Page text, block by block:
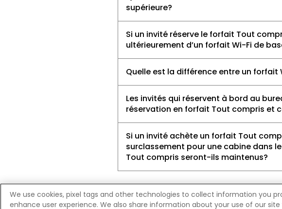
supérieure?
Si un invité réserve le forfait Tout
ultérieurement d’un forfait Wi-Fi de
Quelle est la différence entre un
Les invités qui réservent à bord au
réservation en forfait Tout compris et
Si un invité achète un forfait Tout
surclassement pour une cabine dans
Tout compris seront-ils maintenus?
Retour en haut de la page
We use cookies, pixel tags and other technologies to collect information you
enhance user experience. We also share information about your use of our